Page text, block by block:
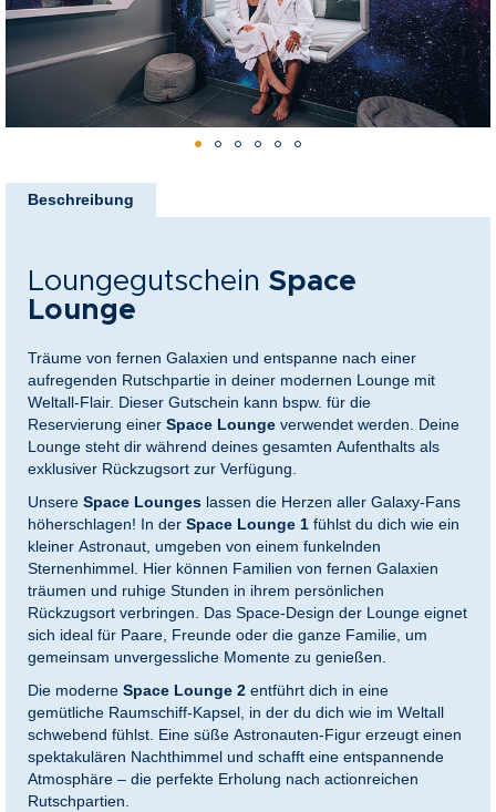
Anfang
Beschreibung
Loungegutschein Space
Lounge
Träume von fernen Galaxien und entspanne nach einer
aufregenden Rutschpartie in deiner modernen Lounge mit
Weltall-Flair. Dieser Gutschein kann bspw. für die
Reservierung einer Space Lounge verwendet werden. Deine
Lounge steht dir während deines gesamten Aufenthalts als
exklusiver Rückzugsort zur Verfügung.
Unsere Space Lounges lassen die Herzen aller Galaxy-Fans
höherschlagen! In der Space Lounge 1 fühlst du dich wie ein
kleiner Astronaut, umgeben von einem funkelnden
Sternenhimmel. Hier können Familien von fernen Galaxien
träumen und ruhige Stunden in ihrem persönlichen
Rückzugsort verbringen. Das Space-Design der Lounge eignet
sich ideal für Paare, Freunde oder die ganze Familie, um
gemeinsam unvergessliche Momente zu genießen.
Die moderne Space Lounge 2 entführt dich in eine
gemütliche Raumschiff-Kapsel, in der du dich wie im Weltall
schwebend fühlst. Eine süße Astronauten-Figur erzeugt einen
spektakulären Nachthimmel und schafft eine entspannende
Atmosphäre – die perfekte Erholung nach actionreichen
Rutschpartien.
für Paare
für Familien